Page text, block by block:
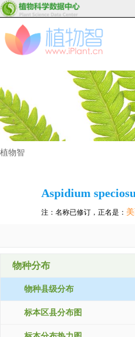
植物智
Aspidium
注：名称已修订，正名是：
物种分布
物种县级分布
标本区县分布图